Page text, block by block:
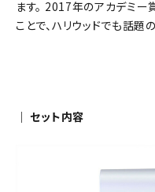
ます。 2017年のアカデミ
ことで、ハリウッドでも話題
｜ セット内容